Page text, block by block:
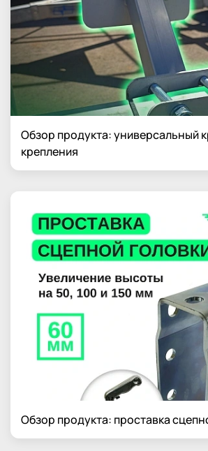
Обзор продукта: универсальный
крепления
Обзор продукта: проставка